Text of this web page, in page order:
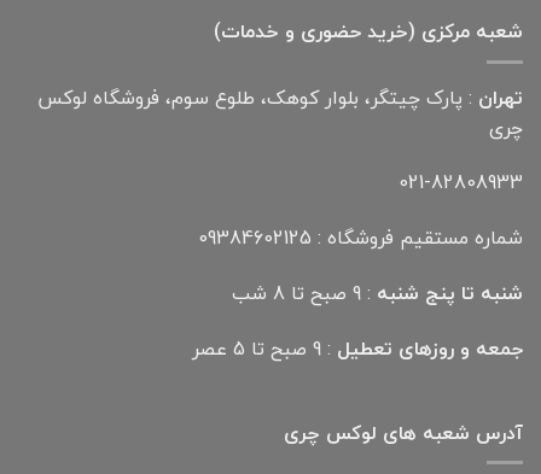
شعبه مرکزی (خرید حضوری و خدمات)
تهران : پارک چیتگر، بلوار کوهک، طلوع سوم، فروشگاه لوکس
چری
021-82808933
شماره مستقیم فروشگاه : 09384602125
شنبه تا پنج شنبه : 9 صبح تا 8 شب
جمعه و روزهای تعطیل : 9 صبح تا 5 عصر
آدرس شعبه های لوکس چری